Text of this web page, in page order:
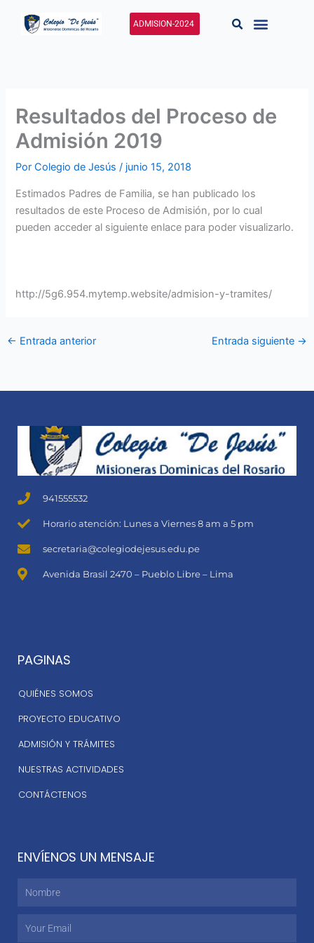
ADMISION-2024
Resultados del Proceso de
Admisión 2019
PorColegio de Jesús/ junio 15, 2018
Estimados Padres de Familia, se han publicado los
resultados de este Proceso de Admisión, por lo cual
pueden acceder al siguiente enlace para poder visualizarlo.
http://5g6.954.mytemp.website/admision-y-tramites/
← Entrada anterior Entrada siguiente →
941555532
Horario atención: Lunes a Viernes 8 am a 5 pm
secretaria@colegiodejesus.edu.pe
Avenida Brasil 2470 – Pueblo Libre – Lima
PAGINAS
QUIÉNES SOMOS
PROYECTO EDUCATIVO
ADMISIÓN Y TRÁMITES
NUESTRAS ACTIVIDADES
CONTÁCTENOS
ENVÍENOS UN MENSAJE
Nombre